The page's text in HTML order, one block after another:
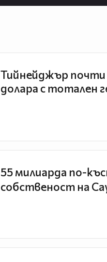
Тийнейджър почти
долара с тотален
55 милиарда по-
собственост на